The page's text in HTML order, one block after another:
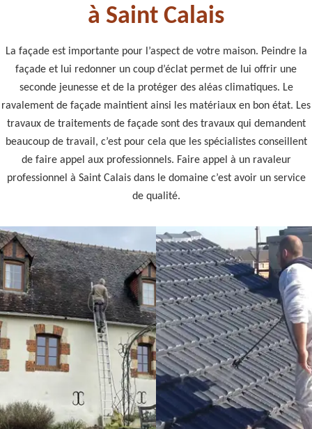
à Saint Calais
La façade est importante pour l’aspect de votre maison. Peindre la
façade et lui redonner un coup d’éclat permet de lui offrir une
seconde jeunesse et de la protéger des aléas climatiques. Le
ravalement de façade maintient ainsi les matériaux en bon état. Les
travaux de traitements de façade sont des travaux qui demandent
beaucoup de travail, c’est pour cela que les spécialistes conseillent
de faire appel aux professionnels. Faire appel à un ravaleur
professionnel à Saint Calais dans le domaine c’est avoir un service
de qualité.